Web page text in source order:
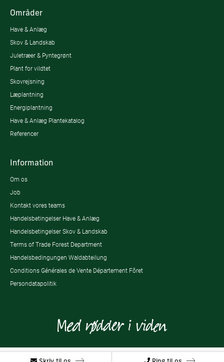
Områder
Have & Anlæg
Skov & Landskab
Juletræer & Pyntegrønt
Plant for vildtet
Skovrejsning
Læplantning
Energiplantning
Have & Anlæg Plantekatalog
Referencer
Information
Om os
Job
Kontakt vores teams
Handelsbetingelser Have & Anlæg
Handelsbetingelser Skov & Landskab
Terms of Trade Forest Department
Handelsbedingungen Waldabteilung
Conditions Générales de Vente Département Fôret
Persondatapolitik